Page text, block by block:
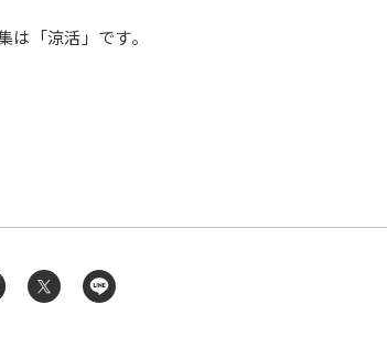
「涼活」です。